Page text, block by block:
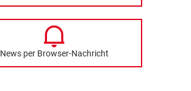
News per Browser-Nachricht